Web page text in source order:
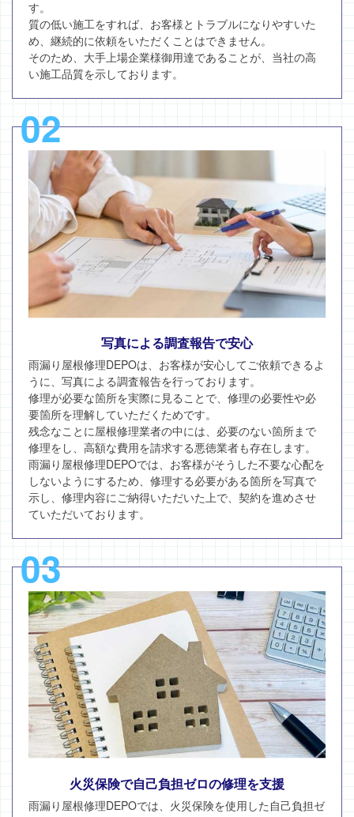
す。
質の低い施工をすれば、お客様とトラブルになりやすいた
め、継続的に依頼をいただくことはできません。
そのため、大手上場企業様御用達であることが、当社の高
い施工品質を示しております。
02
写真による調査報告で安心
雨漏り屋根修理DEPOは、お客様が安心してご依頼できるよ
うに、写真による調査報告を行っております。
修理が必要な箇所を実際に見ることで、修理の必要性や必
要箇所を理解していただくためです。
残念なことに屋根修理業者の中には、必要のない箇所まで
修理をし、高額な費用を請求する悪徳業者も存在します。
雨漏り屋根修理DEPOでは、お客様がそうした不要な心配を
しないようにするため、修理する必要がある箇所を写真で
示し、修理内容にご納得いただいた上で、契約を進めさせ
ていただいております。
03
火災保険で自己負担ゼロの修理を支援
雨漏り屋根修理DEPOでは、火災保険を使用した自己負担ゼ